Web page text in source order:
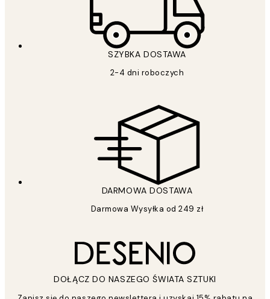
SZYBKA DOSTAWA
2-4 dni roboczych
DARMOWA DOSTAWA
Darmowa Wysyłka od 249 zł
DOŁĄCZ DO NASZEGO ŚWIATA SZTUKI